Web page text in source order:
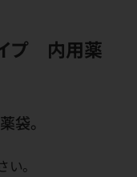
プ 内用薬
袋。
。